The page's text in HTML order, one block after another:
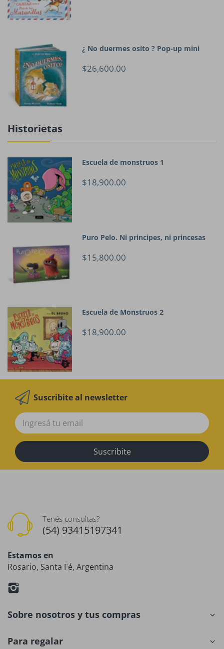
¿ No duermes osito ? Pop-up mini
$26,600.00
Historietas
Escuela de monstruos 1
$18,900.00
Puro Pelo. Ni principes, ni princesas
$15,800.00
Escuela de Monstruos 2
$18,900.00
Suscribite al newsletter
Suscribite
Tenés consultas?
(54) 93415197341
Estamos en
Rosario, Santa Fé, Argentina
Sobre nosotros y tus compras
Para regalar